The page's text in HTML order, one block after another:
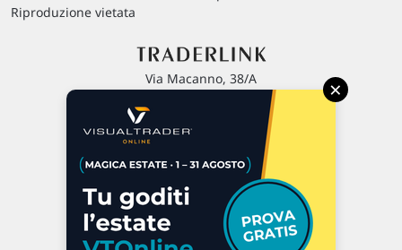
Riproduzione vietata
Via Macanno, 38/A
P.IVA 02 452 460 401
Chi siamo
Commenti e segnalazioni
Contattaci
×